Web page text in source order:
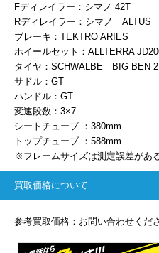
Fディレイラー：シマノ 42T
Rディレイラー：シマノ ALTUS
ブレーキ：TEKTRO ARIES
ホイールセット：ALLTERRA
タイヤ：SCHWALBE BIG BEN
サドル：GT
ハンドル：GT
変速段数：3×7
シートチューブ ：380mm
トップチューブ ：588mm
※フレームサイズは測定誤差があ
買取価格について
参考買取価格：お問い合わせくだ